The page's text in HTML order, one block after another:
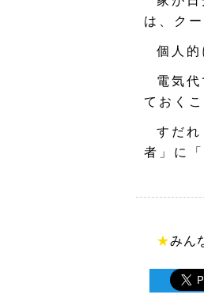
は、ク
個人
電気
ておく
すだ
者」に「
★みん